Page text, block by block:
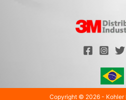
Copyright © 2026 - Kohler